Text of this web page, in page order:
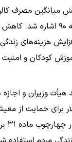
میانگین مصرف
اخیر، خصوصاً از دهه ۹۰
هزینه‌های
کودکان و امنیت
هیأت وزیران و
برای حمایت از